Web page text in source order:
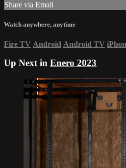
Share via Email
Watch anywhere, anytime
Fire TV Android Android TV
Up Next in Enero 2023